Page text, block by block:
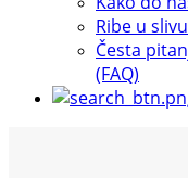
Ribe u
Česta
(FAQ)